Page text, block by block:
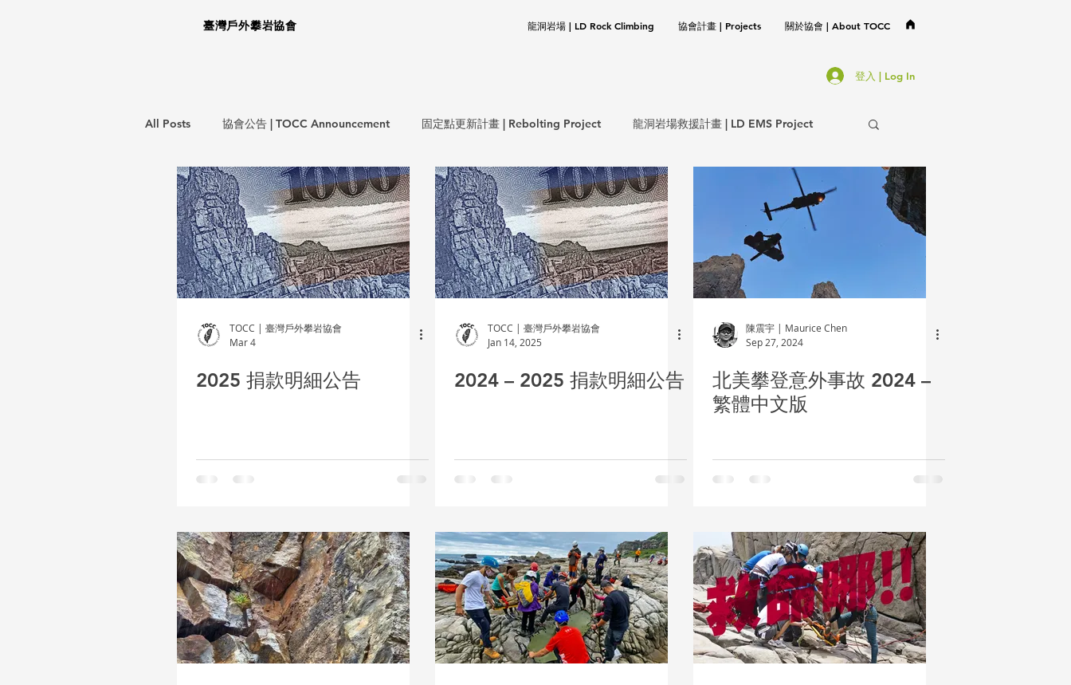
臺灣戶外攀岩協會 龍洞岩場 | LD Rock Climbing 協會計畫 | Projects 關於協會 | About TOCC
登入 | Log In
All Posts 協會公告 | TOCC Announcement 固定點更新計畫 | Rebolting Project 龍洞岩場救援計畫 | LD EMS Project
意外事件報告 | Incident Report 生態保育計畫 | ECO Project 環保計畫 | CLEANUP Project 協會事務 | TOCC Affair
教育訓練 | Training Courses 攀岩基礎 | Rock Climbing Basics 歷史文件 | Documentation 不分類 | Miscellaneous
TOCC | 臺灣戶外攀岩協會
Mar 4
2025 捐款明細公告
TOCC | 臺灣戶外攀岩協會
Jan 14, 2025
2024 – 2025 捐款明細公告
陳震宇 | Maurice Chen
Sep 27, 2024
北美攀登意外事故 2024 –
繁體中文版